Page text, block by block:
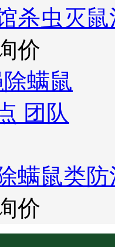
杀虫灭
价
螨鼠类
价